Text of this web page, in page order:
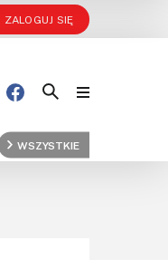
ZALOGUJ SIĘ
FPGA GPS
WSZYSTKIE